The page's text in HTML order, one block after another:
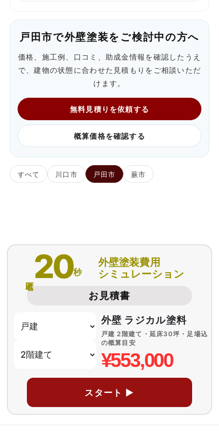
戸田市で外壁塗装をご検討中の方へ
価格、施工例、口コミ、助成金情報を確認したうえ
で、建物の状態に合わせた見積もりをご相談いただ
けます。
無料見積りを依頼する
概算価格を確認する
すべて 川口市 戸田市 蕨市
20秒
外壁塗装費用
シミュレーション
お見積書
外壁 ラジカル塗料
戸建 2階建て・延床30坪・足場込
の概算目安
¥553,000
スタート ▶